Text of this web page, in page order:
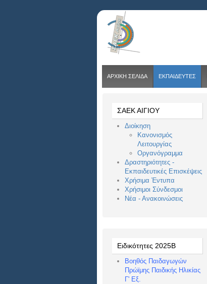
ΑΡΧΙΚΗ ΣΕΛΙΔΑ ΕΚΠΑΙΔΕΥΤΕΣ
ΣΑΕΚ ΑΙΓΙΟΥ
Διοίκηση
Κανονισμός
Λειτουργίας
Οργανόγραμμα
Δραστηριότητες -
Εκπαιδευτικές Επισκέψεις
Χρήσιμα Έντυπα
Χρήσιμοι Σύνδεσμοι
Νέα - Ανακοινώσεις
Ειδικότητες 2025Β
Βοηθός Παιδαγωγών
Πρώϊμης Παιδικής Ηλικίας
Γ' Εξ.